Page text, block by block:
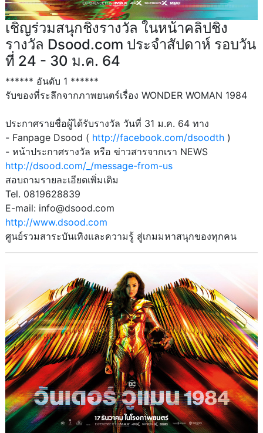
เชิญร่วมสนุกชิงรางวัล ในหน้าคลิปชิง
รางวัล Dsood.com ประจำสัปดาห์ รอบวัน
ที่ 24 - 30 ม.ค. 64
****** อันดับ 1 ******
รับของที่ระลึกจากภาพยนตร์เรื่อง WONDER WOMAN 1984
ประกาศรายชื่อผู้ได้รับรางวัล วันที่ 31 ม.ค. 64 ทาง
- Fanpage Dsood ( http://facebook.com/dsoodth )
- หน้าประกาศรางวัล หรือ ข่าวสารจากเรา NEWS
http://dsood.com/_/message-from-us
สอบถามรายละเอียดเพิ่มเติม
Tel. 0819628839
E-mail: info@dsood.com
http://www.dsood.com
ศูนย์รวมสาระบันเทิงและความรู้ สู่เกมมหาสนุกของทุกคน